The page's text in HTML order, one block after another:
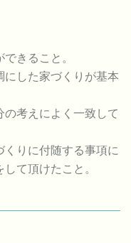
きること。
にした家づくりが基本
の考えによく一致して
くりに付随する事項に
て頂けたこと。